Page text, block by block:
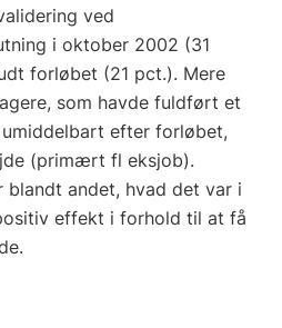
ved
i oktober 2002 (31
forløbet (21 pct.). Mere
som havde fuldført et
efter forløbet,
(primært fl eksjob).
blandt andet, hvad det var i
effekt i forhold til at få